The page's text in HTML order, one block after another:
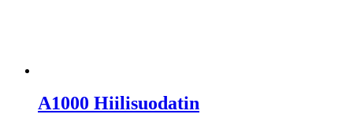
A1000 Hiilisuodatin